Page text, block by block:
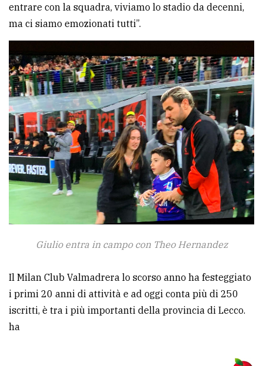
entrare con la squadra, viviamo lo stadio da decenni,
ma ci siamo emozionati tutti”.
Giulio entra in campo con Theo Hernandez
Il Milan Club Valmadrera lo scorso anno ha festeggiato
i primi 20 anni di attività e ad oggi conta più di 250
iscritti, è tra i più importanti della provincia di Lecco.
ha